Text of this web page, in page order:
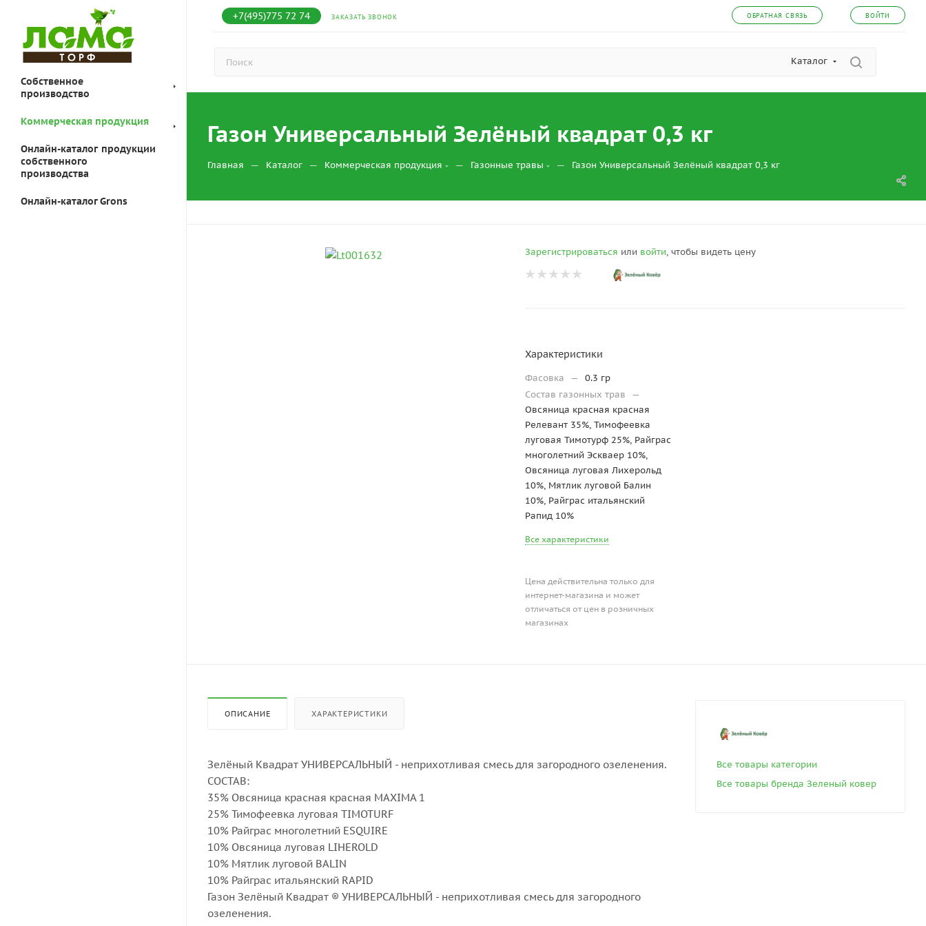
+7(495)775 72 74 ЗАКАЗАТЬ ЗВОНОК ОБРАТНАЯ СВЯЗЬ ВОЙТИ
Каталог
Собственное
производство
Коммерческая продукция
Онлайн-каталог продукции
собственного
производства
Онлайн-каталог Grons
Газон Универсальный Зелёный квадрат 0,3 кг
Главная — Каталог — Коммерческая продукция — Газонные травы — Газон Универсальный Зелёный квадрат 0,3 кг
Зарегистрироваться или войти, чтобы видеть цену
Характеристики
Фасовка —
0.3 гр
Состав газонных трав
—
Овсяница красная красная
Релевант 35%, Тимофеевка
луговая Тимотурф 25%, Райграс
многолетний Эскваер 10%,
Овсяница луговая Лихерольд
10%, Мятлик луговой Балин
10%, Райграс итальянский
Рапид 10%
Все характеристики
Цена действительна только для
интернет-магазина и может
отличаться от цен в розничных
магазинах
ОПИСАНИЕ ХАРАКТЕРИСТИКИ
Зелёный Квадрат УНИВЕРСАЛЬНЫЙ - неприхотливая смесь для загородного озеленения.
СОСТАВ:
35% Овсяница красная красная MAXIMA 1
25% Тимофеевка луговая TIMOTURF
10% Райграс многолетний ESQUIRE
10% Овсяница луговая LIHEROLD
10% Мятлик луговой BALIN
10% Райграс итальянский RAPID
Газон Зелёный Квадрат ® УНИВЕРСАЛЬНЫЙ - неприхотливая смесь для загородного
озеленения.
Все товары категории
Все товары бренда Зеленый ковер